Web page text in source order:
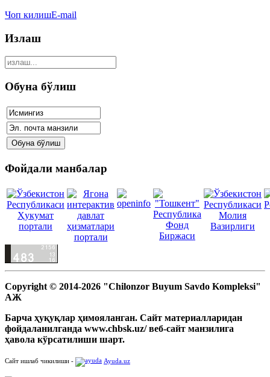
Чоп килишE-mail
Излаш
Обуна бўлиш
Фойдали манбалар
Copyright © 2014-2026 "Chilonzor Buyum Savdo Kompleksi"
АЖ
Барча ҳуқуқлар ҳимояланган. Сайт материалларидан
фойдаланилганда www.chbsk.uz/ веб-сайт манзилига
ҳавола кўрсатилиши шарт.
Сайт ишлаб чикилиши - Ayuda.uz